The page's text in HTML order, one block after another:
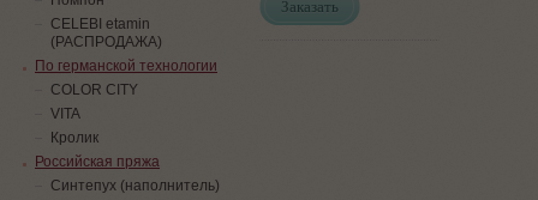
Заказать
СELEBI etamin
(РАСПРОДАЖА)
По германской технологии
COLOR CITY
VITA
Кролик
Российская пряжа
Синтепух (наполнитель)